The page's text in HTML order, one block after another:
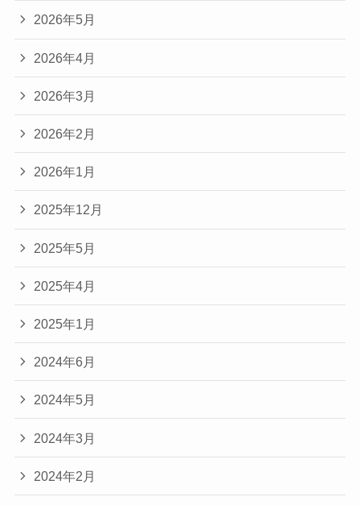
2026年5月
2026年4月
2026年3月
2026年2月
2026年1月
2025年12月
2025年5月
2025年4月
2025年1月
2024年6月
2024年5月
2024年3月
2024年2月